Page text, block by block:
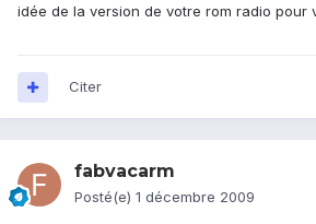
idée de la version de votre rom radio pour
Citer
fabvacarm
Posté(e) 1 décembre 2009